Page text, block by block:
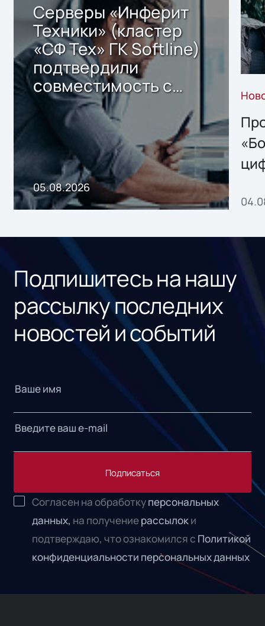
Серверы «Инферит
Техники» (кластер
«СФ Тех» ГК Softline)
подтвердили
совместимость с
решением Sharx
Storage 2.x для
хранения данных
05.08.2026
Подпишитесь на нашу
рассылку последних
новостей и событий
Подписаться
Согласен на обработкуперсональных
данных, на получениерассылоки
подтверждаю, что ознакомился с Политикой
конфиденциальности персональных данных